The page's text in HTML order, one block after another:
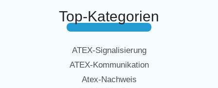
Top-Kategorien
ATEX-Signalisierung
ATEX-Kommunikation
Atex-Nachweis